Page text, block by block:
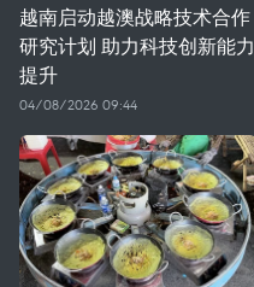
越南启动越澳战略技术合作
研究计划 助力科技创新能力
提升
04/08/2026 09:44